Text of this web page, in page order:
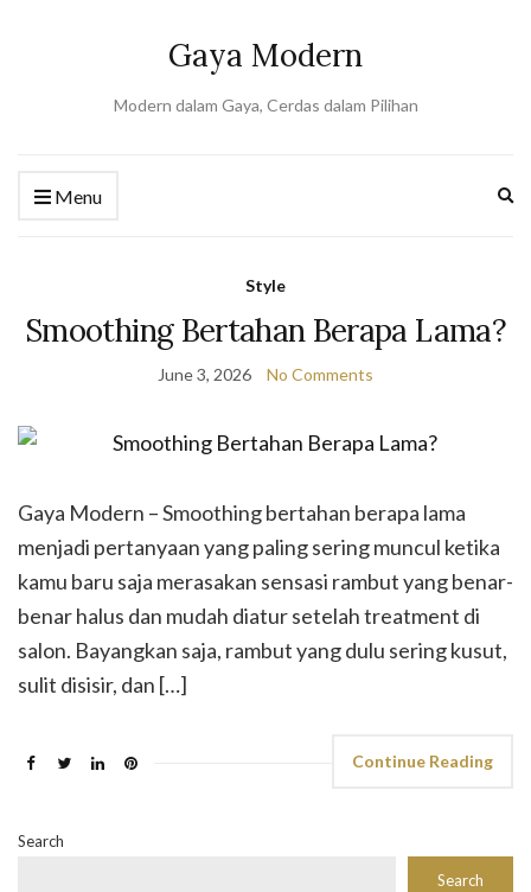
Gaya Modern
Modern dalam Gaya, Cerdas dalam Pilihan
Menu
Style
Smoothing Bertahan Berapa Lama?
June 3, 2026 No Comments
Gaya Modern – Smoothing bertahan berapa lama
menjadi pertanyaan yang paling sering muncul ketika
kamu baru saja merasakan sensasi rambut yang benar-
benar halus dan mudah diatur setelah treatment di
salon. Bayangkan saja, rambut yang dulu sering kusut,
sulit disisir, dan […]
Continue Reading
Search
Search